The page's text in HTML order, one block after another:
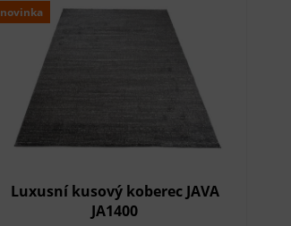
novinka
Luxusní kusový koberec JAVA
JA1400